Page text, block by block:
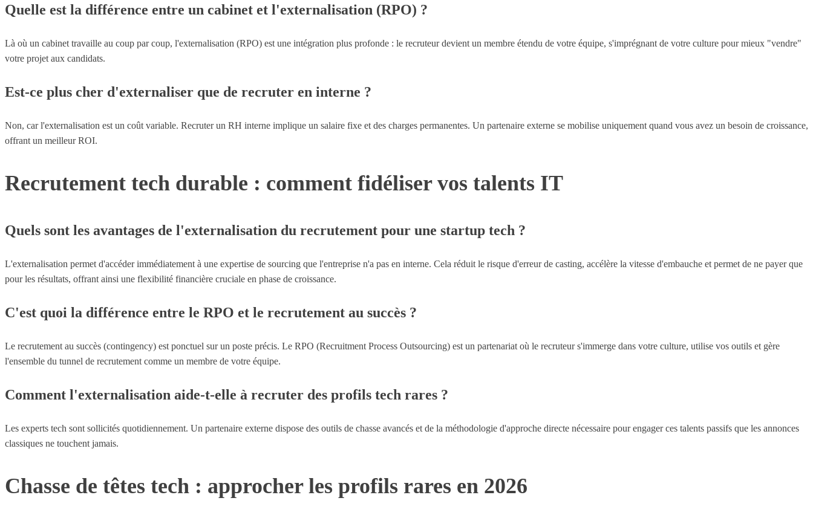
Quelle est la différence entre un cabinet et l'externalisation (RPO) ?
Là où un cabinet travaille au coup par coup, l'externalisation (RPO) est une intégration plus profonde : le recruteur devient un membre étendu de votre équipe, s'imprégnant de votre culture pour mieux "vendre"
votre projet aux candidats.
Est-ce plus cher d'externaliser que de recruter en interne ?
Non, car l'externalisation est un coût variable. Recruter un RH interne implique un salaire fixe et des charges permanentes. Un partenaire externe se mobilise uniquement quand vous avez un besoin de croissance,
offrant un meilleur ROI.
Recrutement tech durable : comment fidéliser vos talents IT
Quels sont les avantages de l'externalisation du recrutement pour une startup tech ?
L'externalisation permet d'accéder immédiatement à une expertise de sourcing que l'entreprise n'a pas en interne. Cela réduit le risque d'erreur de casting, accélère la vitesse d'embauche et permet de ne payer que
pour les résultats, offrant ainsi une flexibilité financière cruciale en phase de croissance.
C'est quoi la différence entre le RPO et le recrutement au succès ?
Le recrutement au succès (contingency) est ponctuel sur un poste précis. Le RPO (Recruitment Process Outsourcing) est un partenariat où le recruteur s'immerge dans votre culture, utilise vos outils et gère
l'ensemble du tunnel de recrutement comme un membre de votre équipe.
Comment l'externalisation aide-t-elle à recruter des profils tech rares ?
Les experts tech sont sollicités quotidiennement. Un partenaire externe dispose des outils de chasse avancés et de la méthodologie d'approche directe nécessaire pour engager ces talents passifs que les annonces
classiques ne touchent jamais.
Chasse de têtes tech : approcher les profils rares en 2026